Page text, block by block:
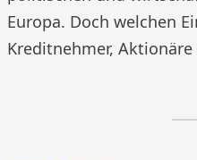
Europa. Doch welchen
Kreditnehmer, Aktionäre